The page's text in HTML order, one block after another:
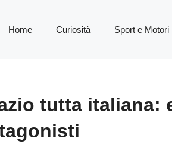
Home Curiosità Sport e Motori
tutta italiana: